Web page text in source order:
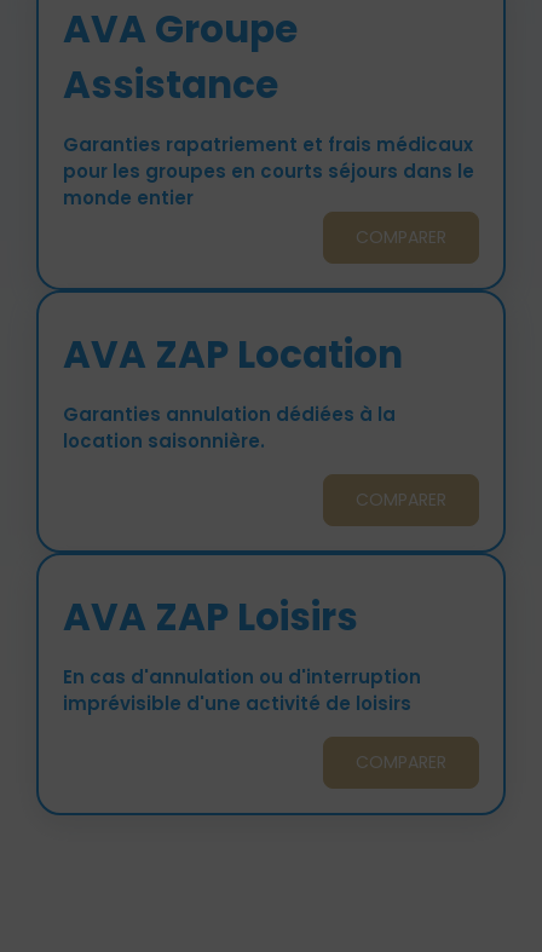
AVA Groupe
Assistance
Garanties rapatriement et frais médicaux
pour les groupes en courts séjours dans le
monde entier
COMPARER
AVA ZAP Location
Garanties annulation dédiées à la
location saisonnière.
COMPARER
AVA ZAP Loisirs
En cas d'annulation ou d'interruption
imprévisible d'une activité de loisirs
COMPARER